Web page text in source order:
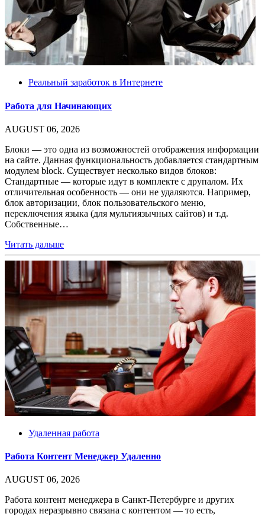
Реальный заработок в Интернете
Работа для Начинающих
AUGUST 06, 2026
Блоки — это одна из возможностей отображения информации
на сайте. Данная функциональность добавляется стандартным
модулем block. Существует несколько видов блоков:
Стандартные — которые идут в комплекте с друпалом. Их
отличительная особенность — они не удаляются. Например,
блок авторизации, блок пользовательского меню,
переключения языка (для мультиязычных сайтов) и т.д.
Собственные…
Читать дальше
Удаленная работа
Работа Контент Менеджер Удаленно
AUGUST 06, 2026
Работа контент менеджера в Санкт-Петербурге и других
городах неразрывно связана с контентом — то есть,